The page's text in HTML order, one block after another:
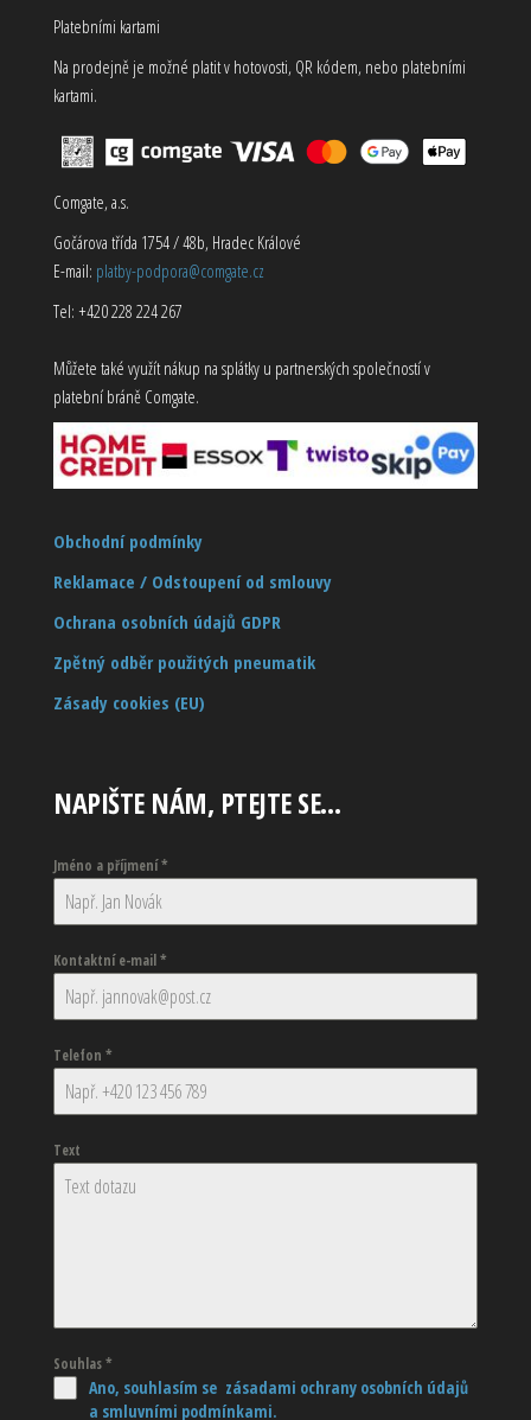
Platebními kartami
Na prodejně je možné platit v hotovosti, QR kódem, nebo platebními
kartami.
Comgate, a.s.
Gočárova třída 1754 / 48b, Hradec Králové
E-mail: platby-podpora@comgate.cz
Tel: +420 228 224 267
Můžete také využít nákup na splátky u partnerských společností v
platební bráně Comgate.
Obchodní podmínky
Reklamace / Odstoupení od smlouvy
Ochrana osobních údajů GDPR
Zpětný odběr použitých pneumatik
Zásady cookies (EU)
NAPIŠTE NÁM, PTEJTE SE…
Jméno a příjmení*
Kontaktní e-mail*
Telefon *
Text
Souhlas*
Ano, souhlasím se zásadami ochrany osobních údajů
a smluvními podmínkami.